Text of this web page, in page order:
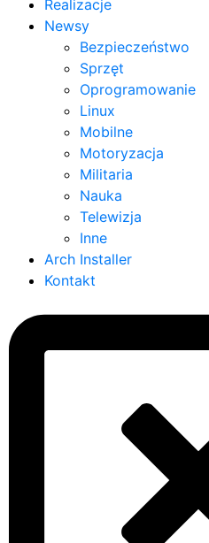
Realizacje
Newsy
Bezpieczeństwo
Sprzęt
Oprogramowanie
Linux
Mobilne
Motoryzacja
Militaria
Nauka
Telewizja
Inne
Arch Installer
Kontakt